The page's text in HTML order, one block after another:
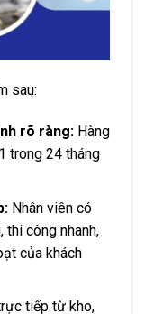
sau:
rõ ràng:Hàng
trong 24 tháng
Nhân viên có
thi công nhanh,
của khách
tiếp từ kho,